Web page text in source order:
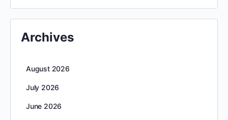
Archives
August 2026
July 2026
June 2026